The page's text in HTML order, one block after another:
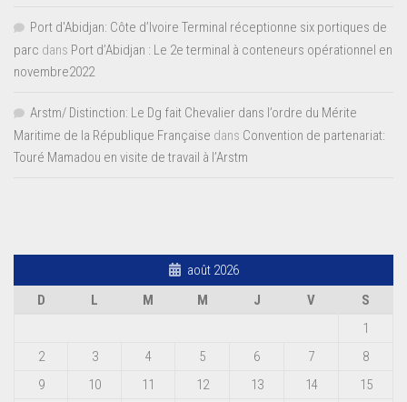
Port d'Abidjan: Côte d’Ivoire Terminal réceptionne six portiques de
parc dans Port d’Abidjan : Le 2e terminal à conteneurs opérationnel en
novembre2022
Arstm/ Distinction: Le Dg fait Chevalier dans l’ordre du Mérite
Maritime de la République Française dans Convention de partenariat:
Touré Mamadou en visite de travail à l’Arstm
août 2026
D
L M M J V
S
1
2
3 4 5 6 7
8
9
10 11 12 13 14
15